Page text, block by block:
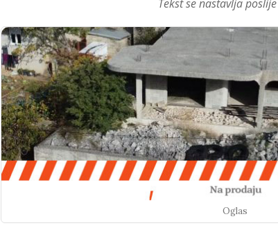
Tekst se nastavlja
Oglas